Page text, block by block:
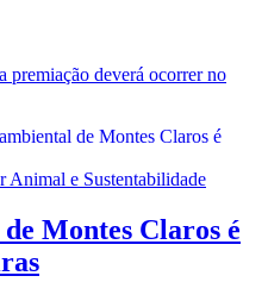
premiação deverá ocorrer no
Animal e Sustentabilidade
Montes Claros é